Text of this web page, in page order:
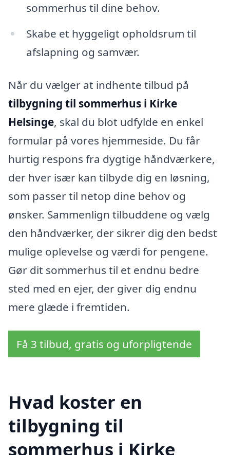
sommerhus til dine behov.
Skabe et hyggeligt opholdsrum til
afslapning og samvær.
Når du vælger at indhente tilbud på
tilbygning til sommerhus i Kirke
Helsinge, skal du blot udfylde en enkel
formular på vores hjemmeside. Du får
hurtig respons fra dygtige håndværkere,
der hver især kan tilbyde dig en løsning,
som passer til netop dine behov og
ønsker. Sammenlign tilbuddene og vælg
den håndværker, der sikrer dig den bedst
mulige oplevelse og værdi for pengene.
Gør dit sommerhus til et endnu bedre
sted med en ejer, der giver dig endnu
mere glæde i fremtiden.
Få 3 tilbud, gratis og uforpligtende
Hvad koster en
tilbygning til
sommerhus i Kirke